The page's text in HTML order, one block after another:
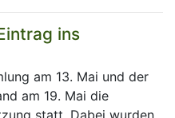
ins
am 13. Mai und der
am 19. Mai die